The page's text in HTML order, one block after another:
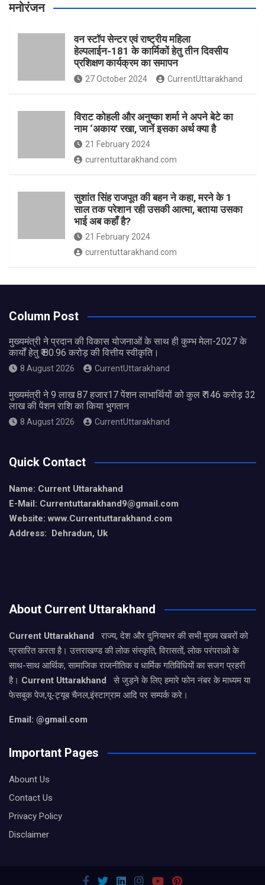
मनोरंजन
वन स्टॉप सेन्टर एवं राष्ट्रीय महिला
हेल्पलाईन-181 के कार्मिकों हेतु तीन दिवसीय
प्रशिक्षण कार्यक्रम का समापन
27 October 2024 CurrentUttarakhand
विराट कोहली और अनुष्का शर्मा ने अपने बेटे का
नाम ‘अकाय’ रखा, जानें इसका अर्थ क्‍या है
21 February 2024
currentuttarakhand.com
सुशांत सिंह राजपूत की बहन ने कहा, मरने के 1
साल तक परेशान रही उसकी आत्मा, बताया उसका
भाई अब कहाँ है?
21 February 2024
currentuttarakhand.com
Column Post
मुख्यमंत्री ने प्रदान की विकास योजनाओं के साथ ही कुम्भ मेला-2027 के
कार्यों हेतु ₹ 80.96 करोड़ की वित्तीय स्वीकृति।
8 August 2026 CurrentUttarakhand
मुख्यमंत्री ने 9 लाख 87 हजार17 पेंशन लाभार्थियों को कुल ₹ 146 करोड़ 32
लाख की पेंशन राशि का किया भुगतान
8 August 2026 CurrentUttarakhand
Quick Contact
Name: Current Uttarakhand
E-Mail: Currentuttarakhand9@gmail.com
Website: www.Currentuttarakhand.com
Address: Dehradun, Uk
About Current Uttarakhand
Current Uttarakhand
राज्य, देश और दुनियाभर की सभी मुख्य खबरों को
प्रसारित करता है। उत्तराखण्ड की लोक संस्कृति, विरासतों, लोक परंपराओ के
साथ-साथ आर्थिक, सामाजिक राजनीतिक व धार्मिक गतिविधियों का सजग प्रहरी
है। Current Uttarakhand
से जुड़ने के लिए हमारे फोन नंबर के माध्यम या
फेसबुक पेज,यू-ट्यूब चैनल,इंस्टाग्राम आदि पर सम्पर्क करे।
Email: @gmail.com
Important Pages
Abount Us
Contact Us
Privacy Policy
Disclaimer